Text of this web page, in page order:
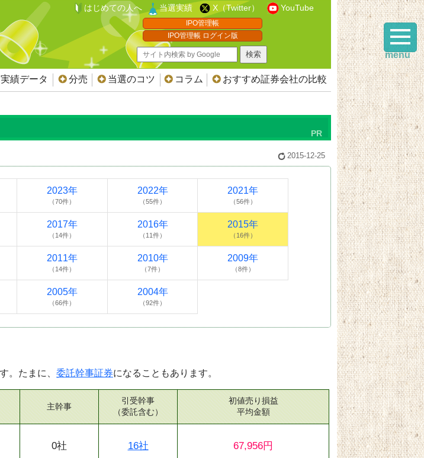
はじめての人へ 当選実績 X（Twitter） YouTube
IPO管理帳
IPO管理帳 ログイン版
実績データ 分売 当選のコツ コラム おすすめ証券会社の比較
2015-12-25
2023年
（70件）
2022年
（55件）
2021年
（56件）
2017年
（14件）
2016年
（11件）
2015年
（16件）
2011年
（14件）
2010年
（7件）
2009年
（8件）
2005年
（66件）
2004年
（92件）
。たまに、 委託幹事証券になることもあります。
主幹事
0社
引受幹事
（委託含む）
16社
初値売り損益
平均金額
67,956円
menu